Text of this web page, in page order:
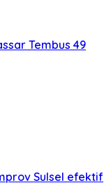
Tembus 49
Sulsel efektif